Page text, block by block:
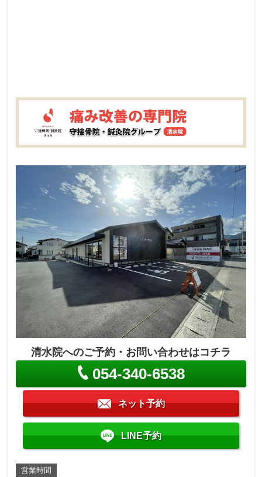
清水院へのご予約・お問い合わせはコチラ
054-340-6538
ネット予約
LINE予約
営業時間